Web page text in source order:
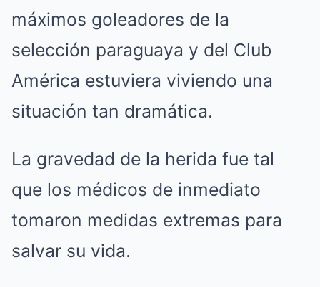
máximos goleadores de la
selección paraguaya y del Club
América estuviera viviendo una
situación tan dramática.
La gravedad de la herida fue tal
que los médicos de inmediato
tomaron medidas extremas para
salvar su vida.